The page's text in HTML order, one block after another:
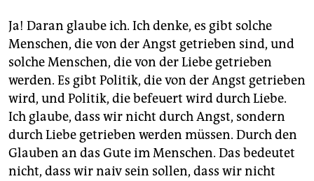
Ja! Daran glaube ich. Ich denke, es gibt solche
Menschen, die von der Angst getrieben sind, und
solche Menschen, die von der Liebe getrieben
werden. Es gibt Politik, die von der Angst getrieben
wird, und Politik, die befeuert wird durch Liebe.
Ich glaube, dass wir nicht durch Angst, sondern
durch Liebe getrieben werden müssen. Durch den
Glauben an das Gute im Menschen. Das bedeutet
nicht, dass wir naiv sein sollen, dass wir nicht